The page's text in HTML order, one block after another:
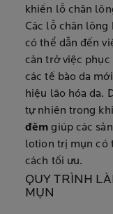
khiến lỗ chân
Các lỗ chân lông
có thể dẫn đến
cản trở việc
các tế bào da
hiệu lão hóa da.
tự nhiên trong
đêmgiúp các
lotion trị mụn có
cách tối ưu.
QUY TRÌNH
MỤN